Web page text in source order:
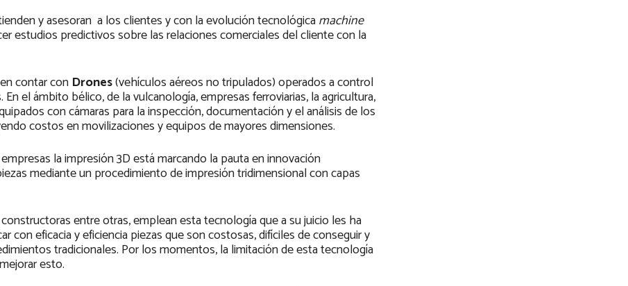
y asesoran a los clientes y con la evolución tecnológicamachine
estudios predictivos sobre las relaciones comerciales del cliente con la
contar con Drones(vehículos aéreos no tripulados) operados a control
el ámbito bélico, de la vulcanología, empresas ferroviarias, la agricultura,
con cámaras para la inspección, documentación y el análisis de los
costos en movilizaciones y equipos de mayores dimensiones.
la impresión 3D está marcando la pauta en innovación
mediante un procedimiento de impresión tridimensional con capas
entre otras, emplean esta tecnología que a su juicio les ha
con eficacia y eficiencia piezas que son costosas, difíciles de conseguir y
tradicionales. Por los momentos, la limitación de esta tecnología
esto.